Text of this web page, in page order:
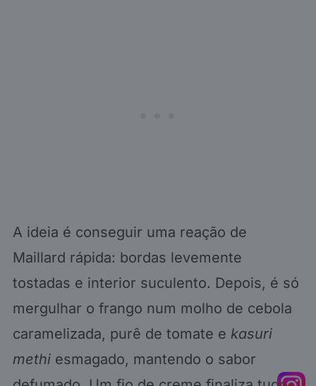
A ideia é conseguir uma reação de
Maillard rápida: bordas levemente
tostadas e interior suculento. Depois, é só
mergulhar o frango num molho de cebola
caramelizada, purê de tomate e kasuri
methiesmagado, mantendo o sabor